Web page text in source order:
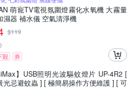
萌寵TV電視氛圍燈霧化水氧機 大霧量
濕器 補水儀 空氣清淨機
$119
)
殺 券
】USB照明光波驅蚊燈片 UP-4R2 [
光忌避蚊蟲 ] [ 極簡易操作方便維護 ] [ 可